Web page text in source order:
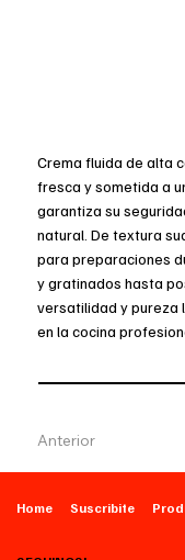
Crema fluida de alta
fresca y sometida a
garantiza su
natural. De textura
para preparaciones
y gratinados hasta
versatilidad y pureza
en la cocina
Anterior
Home Suscribite